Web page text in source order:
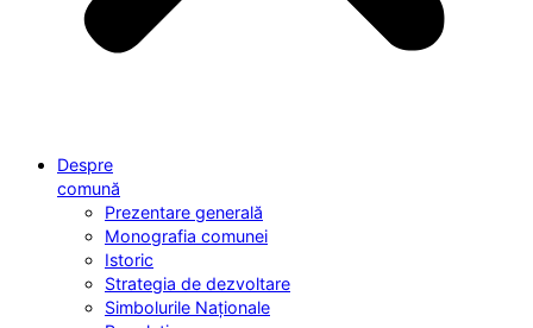
Despre
comună
Prezentare generală
Monografia comunei
Istoric
Strategia de dezvoltare
Simbolurile Naționale